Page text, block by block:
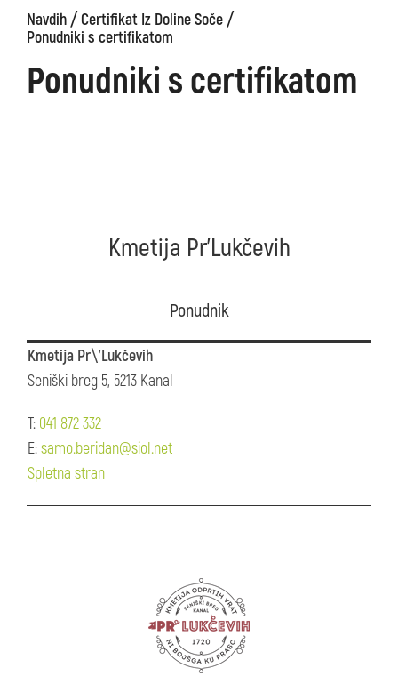
Navdih/Certifikat Iz Doline Soče/
Ponudniki s certifikatom
Ponudniki s certifikatom
Kmetija Pr'Lukčevih
Ponudnik
Kmetija Pr\'Lukčevih
Seniški breg 5, 5213 Kanal
T: 041 872 332
E:samo.beridan@siol.net
Spletna stran